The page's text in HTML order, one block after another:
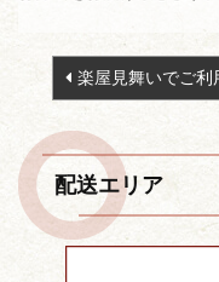
ナ
ビ
ゲ
ー
楽屋見舞いでご利
配送エリア